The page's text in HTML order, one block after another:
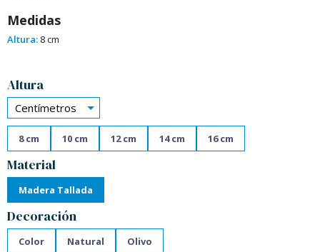
Medidas
Altura: 8 cm
Altura
Centímetros
8 cm 10 cm 12 cm 14 cm 16 cm
Material
Madera Tallada
Decoración
Color Natural Olivo